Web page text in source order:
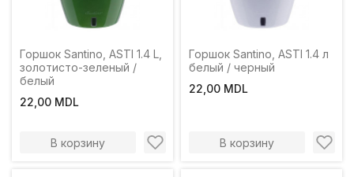
Горшок Santino, ASTI 1.4 L,
золотисто-зеленый /
белый
22,00 MDL
В корзину
Горшок Santino, ASTI 1.4 л
белый / черный
22,00 MDL
В корзину